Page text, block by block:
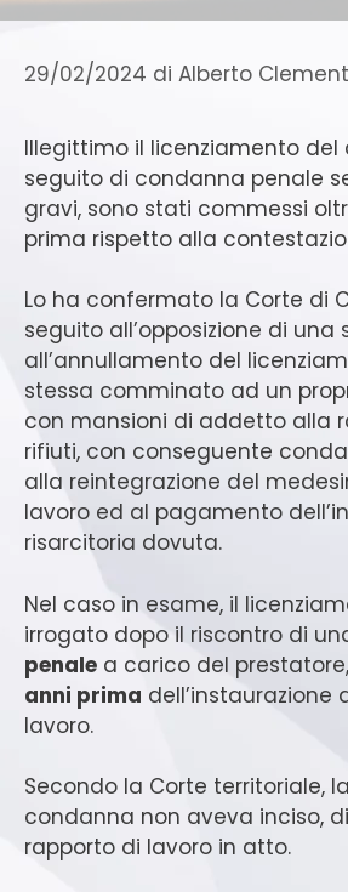
29/02/2024 di Alberto
Illegittimo il licenziamento del
seguito di condanna penale
gravi, sono stati commessi
prima rispetto alla
Lo ha confermato la Corte di
seguito all’opposizione di una
all’annullamento del
stessa comminato ad un
con mansioni di addetto alla
rifiuti, con conseguente
alla reintegrazione del
lavoro ed al pagamento
risarcitoria dovuta.
Nel caso in esame, il
irrogato dopo il riscontro di
penale a carico del
anni prima dell’instaurazione
lavoro.
Secondo la Corte territoriale,
condanna non aveva inciso,
rapporto di lavoro in atto.